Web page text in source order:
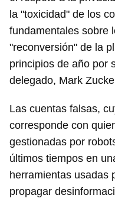
la "toxicidad" de los
fundamentales sobre
"reconversión" de la
principios de año por
delegado, Mark
Las cuentas falsas,
corresponde con
gestionadas por
últimos tiempos en
herramientas usadas
propagar